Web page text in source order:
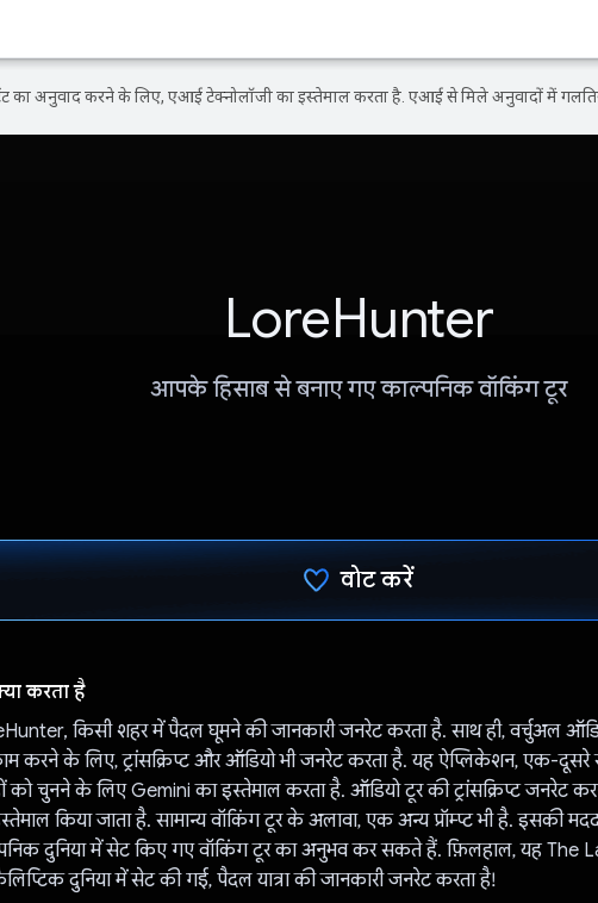
का अनुवाद करने के लिए, एआई टेक्नोलॉजी का इस्तेमाल करता है. एआई से मिले अनुवादों में
LoreHunter
आपके हिसाब से बनाए गए काल्पनिक वॉकिंग टूर
वोट करें
करता है
किसी शहर में पैदल घूमने की जानकारी जनरेट करता है. साथ ही, वर्चुअल
करने के लिए, ट्रांसक्रिप्ट और ऑडियो भी जनरेट करता है. यह ऐप्लिकेशन, एक-दूसरे
को चुनने के लिए Gemini का इस्तेमाल करता है. ऑडियो टूर की ट्रांसक्रिप्ट जनरेट
किया जाता है. सामान्य वॉकिंग टूर के अलावा, एक अन्य प्रॉम्प्ट भी है. इसकी
दुनिया में सेट किए गए वॉकिंग टूर का अनुभव कर सकते हैं. फ़िलहाल, यह The
दुनिया में सेट की गई, पैदल यात्रा की जानकारी जनरेट करता है!